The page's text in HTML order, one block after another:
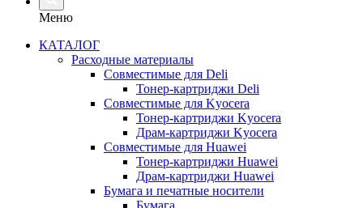
Меню
КАТАЛОГ
Расходные материалы
Совместимые для Deli
Тонер-картриджи Deli
Совместимые для Kyocera
Тонер-картриджи Kyocera
Драм-картриджи Kyocera
Совместимые для Huawei
Тонер-картриджи Huawei
Драм-картриджи Huawei
Бумага и печатные носители
Бумага